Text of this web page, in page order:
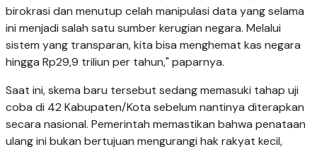
birokrasi dan menutup celah manipulasi data yang selama
ini menjadi salah satu sumber kerugian negara. Melalui
sistem yang transparan, kita bisa menghemat kas negara
hingga Rp29,9 triliun per tahun," paparnya.
Saat ini, skema baru tersebut sedang memasuki tahap uji
coba di 42 Kabupaten/Kota sebelum nantinya diterapkan
secara nasional. Pemerintah memastikan bahwa penataan
ulang ini bukan bertujuan mengurangi hak rakyat kecil,